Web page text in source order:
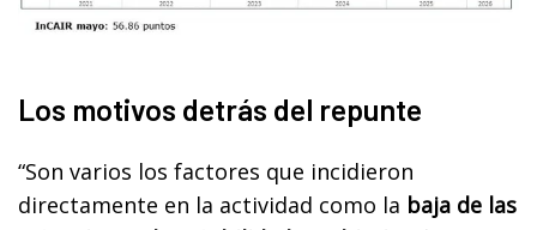
Los motivos detrás del repunte
“Son varios los factores que incidieron
directamente en la actividad como la baja de las